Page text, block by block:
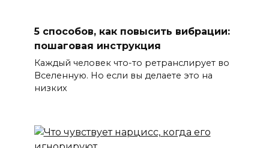
5 способов, как повысить вибрации:
пошаговая инструкция
Каждый человек что-то ретранслирует во
Вселенную. Но если вы делаете это на
низких